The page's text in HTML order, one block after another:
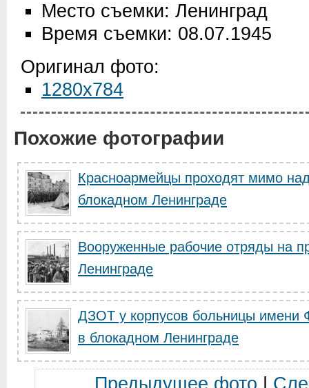
Место съемки: Ленинград
Время съемки: 08.07.1945
Оригинал фото:
1280x784
Похожие фотографии
Красноармейцы проходят мимо
блокадном Ленинграде
Вооруженные рабочие отряды на
Ленинграде
ДЗОТ у корпусов больницы имени
в блокадном Ленинграде
Предыдущее фото